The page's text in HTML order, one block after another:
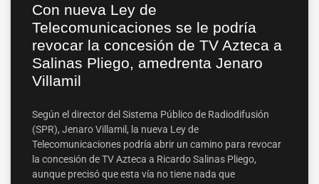
Con nueva Ley de
Telecomunicaciones se le podría
revocar la concesión de TV Azteca a
Salinas Pliego, amedrenta Jenaro
Villamil
Según el director del Sistema Público de Radiodifusión
(SPR), Jenaro Villamil, la nueva Ley de
Telecomunicaciones podría abrir un camino para revocar
la concesión de TV Azteca a Ricardo Salinas Pliego,
aunque precisó que esta vía no tiene nada que